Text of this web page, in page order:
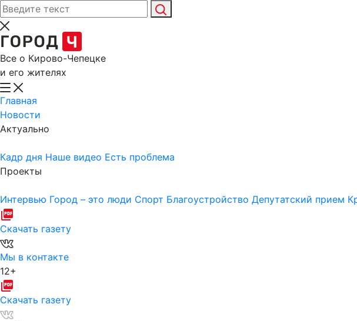
Все о Кирово-Чепецке
и его жителях
Главная
Новости
Актуально
Кадр дня Наше видео Есть проблема
Проекты
Интервью Город – это люди Спорт Благоустройство Депутатский прием
Скачать газету
Мы в контакте
12+
Скачать газету